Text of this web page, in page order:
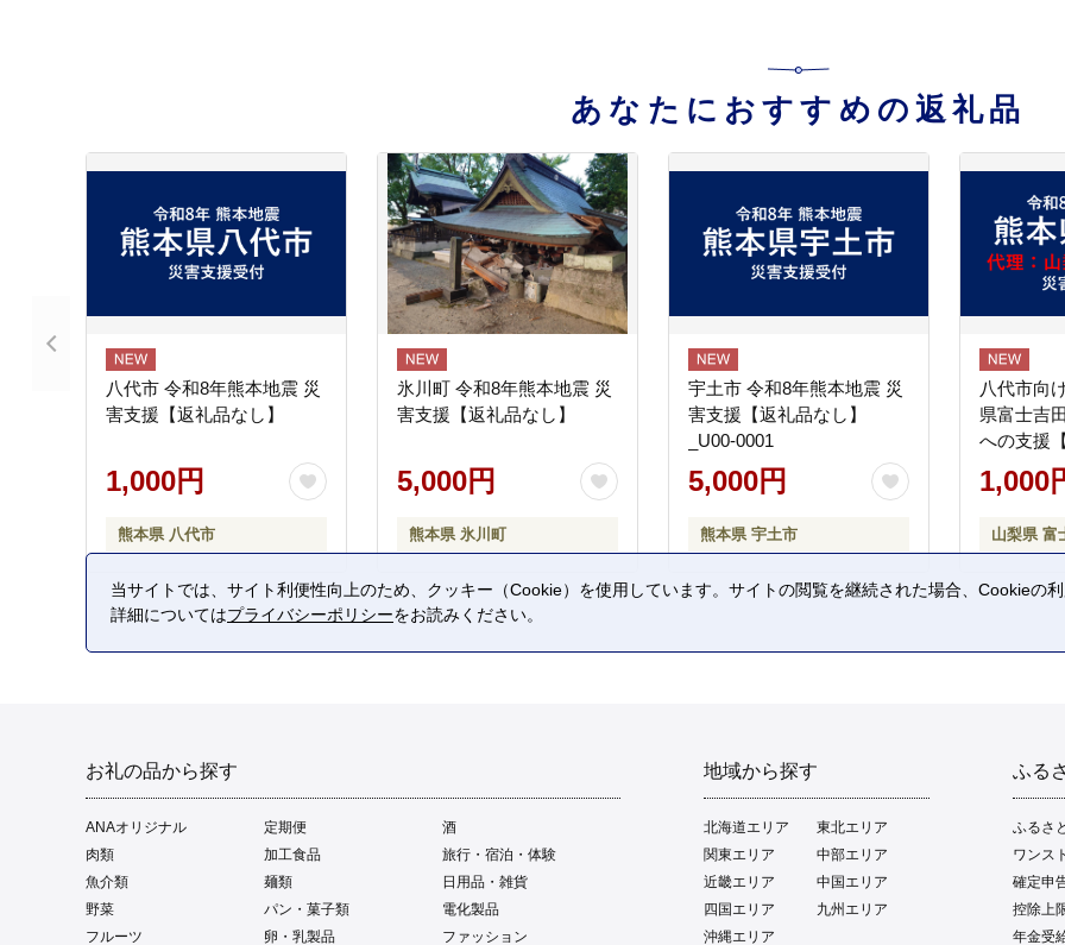
あなたにおすすめの返礼品
八代市 令和8年熊本地震 災
害支援【返礼品なし】
1,000円
熊本県 八代市
氷川町 令和8年熊本地震 災
害支援【返礼品なし】
5,000円
熊本県 氷川町
宇土市 令和8年熊本地震 災
害支援【返礼品なし】
_U00-0001
5,000円
熊本県 宇土市
八代市向
県富士吉
への支援
1,000
山梨県 富
お礼の品から探す
ANAオリジナル 定期便
酒
肉類
加工食品
旅行・宿泊・体験
魚介類
麺類
日用品・雑貨
野菜
パン・菓子類
電化製品
フルーツ
卵・乳製品 ファッション
地域から探す
北海道エリア
東北エリア
関東エリア
中部エリア
近畿エリア
中国エリア
四国エリア
九州エリア
沖縄エリア
ふる
ふるさ
ワンス
確定申
控除上
年金受
当サイトでは、サイト利便性向上のため、クッキー（Cookie）を使用しています。サイトの閲覧を継続された場合、Cookieの
詳細についてはプライバシーポリシーをお読みください。